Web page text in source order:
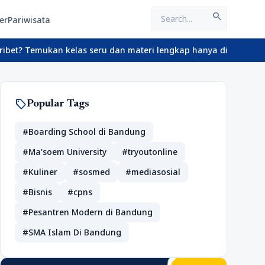
Pariwisata search
kelas seru dan materi lengkap hanya di
sellPopular Tags
#Boarding School di Bandung
#Ma'soem University
#tryoutonline
#Kuliner
#sosmed
#mediasosial
#Bisnis
#cpns
#Pesantren Modern di Bandung
#SMA Islam Di Bandung